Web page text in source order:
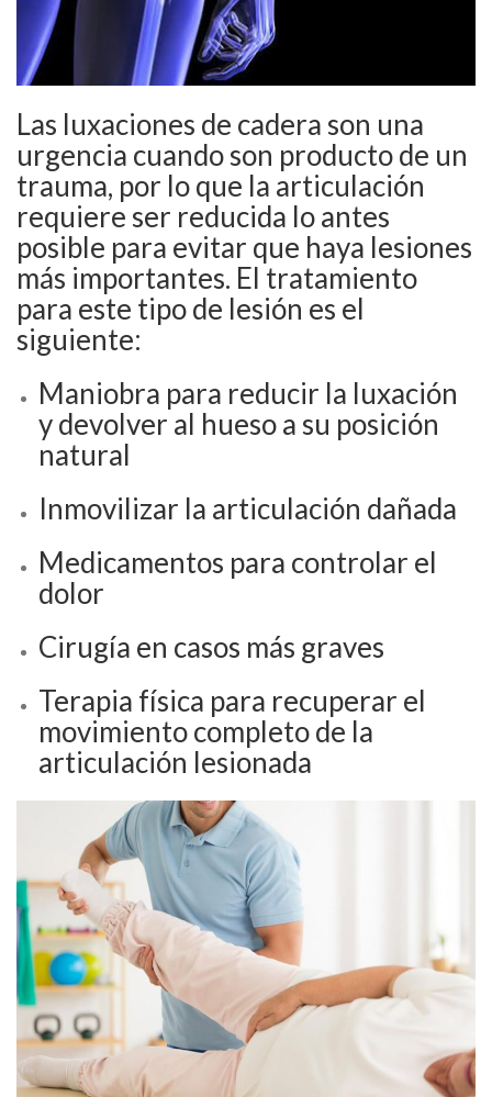
Las luxaciones de cadera son una
urgencia cuando son producto de un
trauma, por lo que la articulación
requiere ser reducida lo antes
posible para evitar que haya lesiones
más importantes. El tratamiento
para este tipo de lesión es el
siguiente:
Maniobra para reducir la luxación
y devolver al hueso a su posición
natural
Inmovilizar la articulación dañada
Medicamentos para controlar el
dolor
Cirugía en casos más graves
Terapia física para recuperar el
movimiento completo de la
articulación lesionada